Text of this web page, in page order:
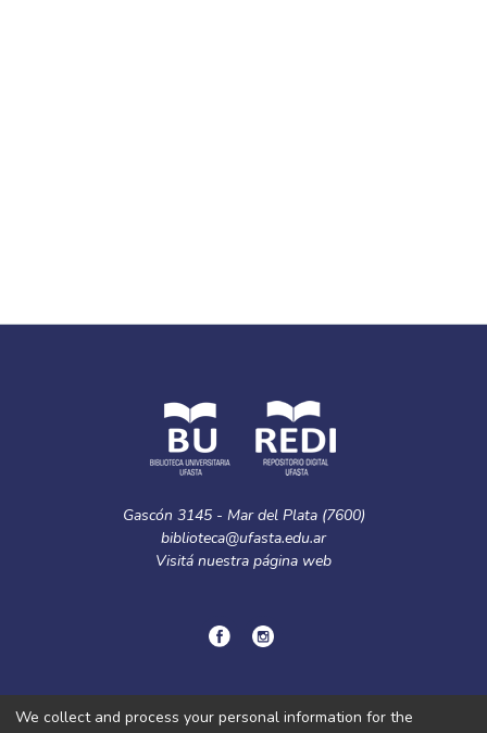
Gascón 3145 - Mar del Plata (7600)
biblioteca@ufasta.edu.ar
Visitá nuestra página web
© Copyright2024.Política de privacidad.
We collect and process your personal information for the